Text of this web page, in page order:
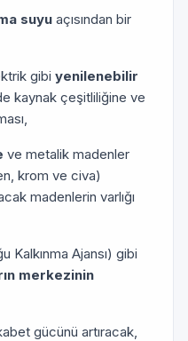
suyu açısından bir
gibi yenilenebilir
kaynak çeşitliliğine ve
ve metalik madenler
krom ve civa)
madenlerin varlığı
Kalkınma Ajansı) gibi
merkezinin
gücünü artıracak,